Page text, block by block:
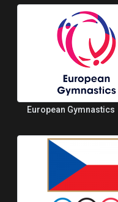
European Gymnastics